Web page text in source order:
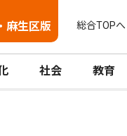
麻生区版 総合TOPへ
社会 教育